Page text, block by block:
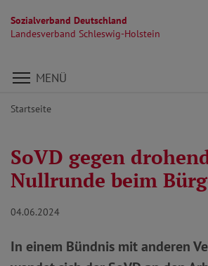
Sozialverband Deutschland
Landesverband Schleswig-Holstein
Direkt zu den Inhalten springen
MENÜ
Startseite
SoVD gegen
Nullrunde beim
04.06.2024
In einem Bündnis mit anderen